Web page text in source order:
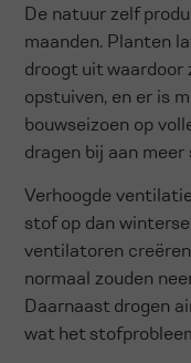
De natuur zelf
maanden. Planten
droogt uit
opstuiven, en er is
bouwseizoen op
dragen bij aan
Verhoogde
stof op dan
ventilatoren
normaal zouden
Daarnaast drogen
wat het